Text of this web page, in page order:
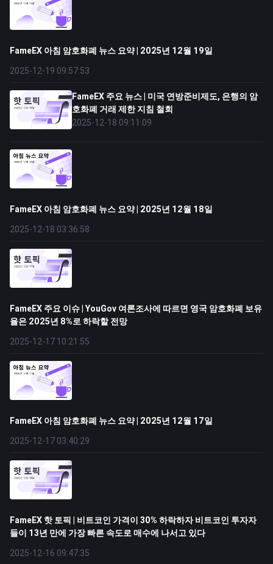
FameEX 아침 암호화폐 뉴스 요약 | 2025년 12월 19일
2025-12-19 09:57:53
FameEX 주요 뉴스 | 미국 연방준비제도, 은행의 암
호화폐 거래 제한 지침 철회
2025-12-18 09:11:09
FameEX 아침 암호화폐 뉴스 요약 | 2025년 12월 18일
2025-12-18 03:36:58
FameEX 주요 이슈 | YouGov 여론조사에 따르면 영국 암호화폐 보유
율은 2025년 8%로 하락할 전망
2025-12-17 10:21:55
FameEX 아침 암호화폐 뉴스 요약 | 2025년 12월 17일
2025-12-17 03:40:29
FameEX 핫 토픽 | 비트코인 ​​가격이 30% 하락하자 비트코인 ​​투자자
들이 13년 만에 가장 빠른 속도로 매수에 나서고 있다
2025-12-16 09:47:35